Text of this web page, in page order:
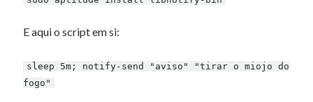
E aqui o script em si:
sleep 5m; notify-send "aviso" "tirar o miojo do
fogo"